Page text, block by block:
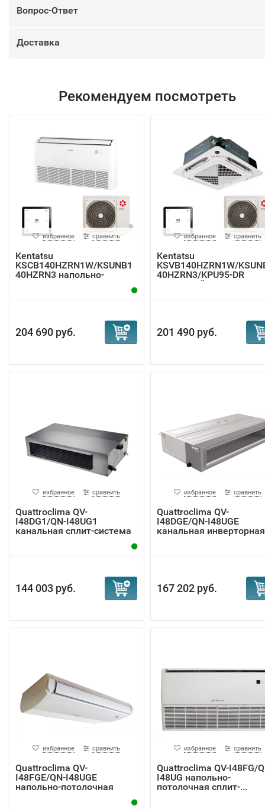
Вопрос-Ответ
Доставка
Рекомендуем посмотреть
избранное сравнить
Kentatsu
KSCB140HZRN1W/KSUNB1
40HZRN3 напольно-
204 690 руб.
избранное сравнить
Kentatsu
KSVB140HZRN1W/
40HZRN3/KPU95-DR
кассетный к...
201 490 руб.
избранное сравнить
Quattroclima QV-
I48DG1/QN-I48UG1
канальная сплит-система
144 003 руб.
избранное сравнить
Quattroclima QV-
I48DGE/QN-I48UGE
канальная инверторная
167 202 руб.
избранное сравнить
Quattroclima QV-
I48FGE/QN-I48UGE
напольно-потолочная
избранное сравнить
Quattroclima QV-I48FG/
I48UG напольно-
потолочная сплит-...